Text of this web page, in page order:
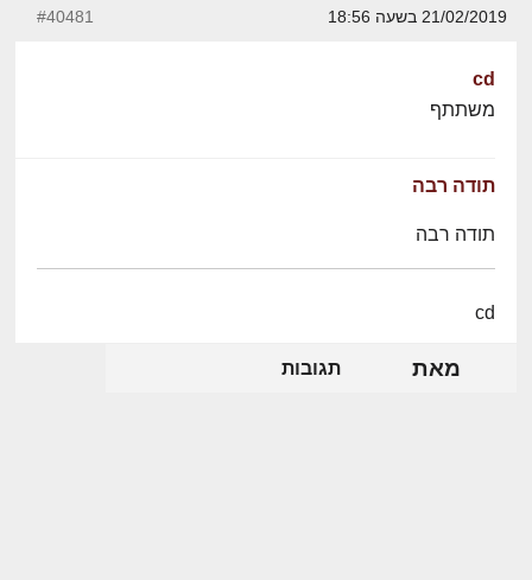
21/02/2019 בשעה 18:56 #40481
cd
משתתף
תודה רבה
תודה רבה
cd
מאת תגובות